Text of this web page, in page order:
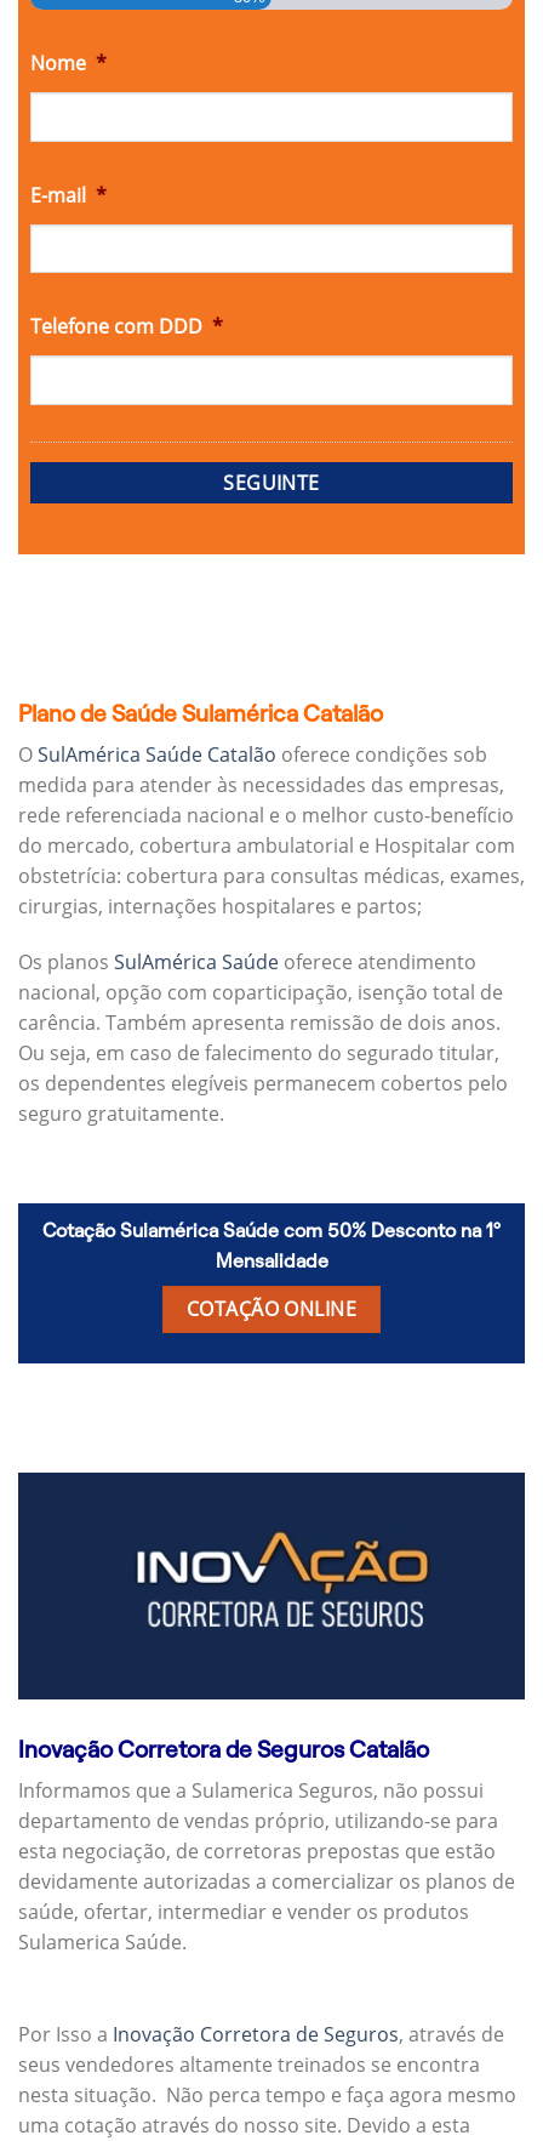
Nome *
E-mail *
Telefone com DDD *
Plano de Saúde Sulamérica Catalão
OSulAmérica Saúde Catalão oferece condições sob
medida para atender às necessidades das empresas,
rede referenciada nacional e o melhor custo-benefício
do mercado, cobertura ambulatorial e Hospitalar com
obstetrícia: cobertura para consultas médicas, exames,
cirurgias, internações hospitalares e partos;
Os planos SulAmérica Saúde oferece atendimento
nacional, opção com coparticipação, isenção total de
carência. Também apresenta remissão de dois anos.
Ou seja, em caso de falecimento do segurado titular,
os dependentes elegíveis permanecem cobertos pelo
seguro gratuitamente.
Cotação Sulamérica Saúde com 50% Desconto na 1º
Mensalidade
COTAÇÃO ONLINE
Inovação Corretora de Seguros Catalão
Informamos que a Sulamerica Seguros, não possui
departamento de vendas próprio, utilizando-se para
esta negociação, de corretoras prepostas que estão
devidamente autorizadas a comercializar os planos de
saúde, ofertar, intermediar e vender os produtos
Sulamerica Saúde.
Por Isso a Inovação Corretora de Seguros, através de
seus vendedores altamente treinados se encontra
nesta situação. Não perca tempo e faça agora mesmo
uma cotação através do nosso site. Devido a esta